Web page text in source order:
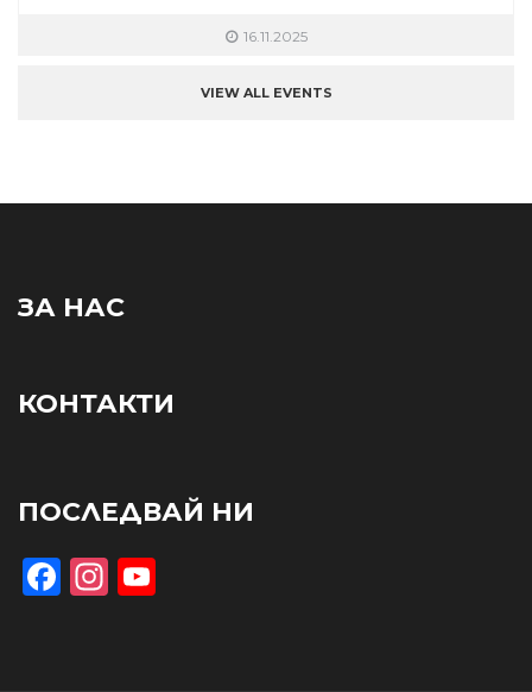
16.11.2025
VIEW ALL EVENTS
ЗА НАС
КОНТАКТИ
ПОСЛЕДВАЙ НИ
Facebook
Instagram